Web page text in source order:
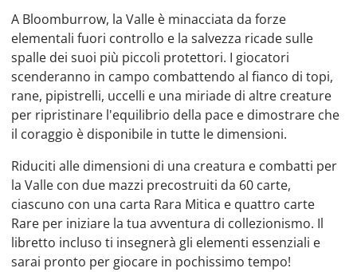
A Bloomburrow, la Valle è minacciata da forze
elementali fuori controllo e la salvezza ricade sulle
spalle dei suoi più piccoli protettori. I giocatori
scenderanno in campo combattendo al fianco di topi,
rane, pipistrelli, uccelli e una miriade di altre creature
per ripristinare l'equilibrio della pace e dimostrare che
il coraggio è disponibile in tutte le dimensioni.
Riduciti alle dimensioni di una creatura e combatti per
la Valle con due mazzi precostruiti da 60 carte,
ciascuno con una carta Rara Mitica e quattro carte
Rare per iniziare la tua avventura di collezionismo. Il
libretto incluso ti insegnerà gli elementi essenziali e
sarai pronto per giocare in pochissimo tempo!